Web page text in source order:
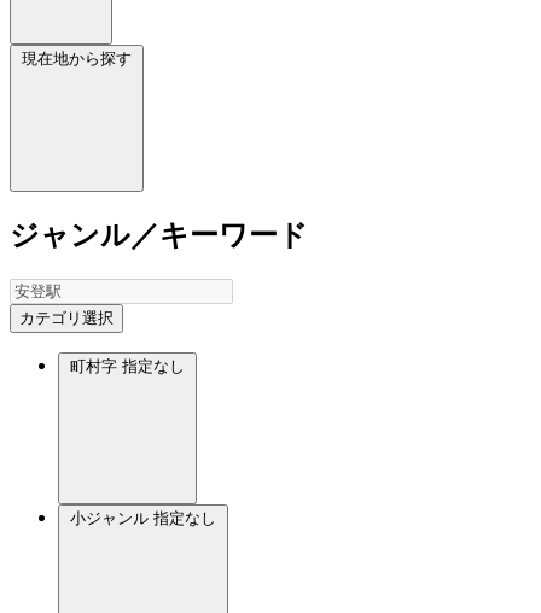
現在地から探す
ジャンル／キーワード
カテゴリ選択
町村字 指定なし
小ジャンル 指定なし